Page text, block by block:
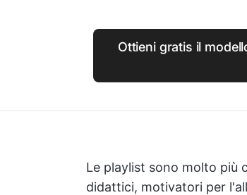
Ottieni gratis il
Le playlist sono molto più
didattici, motivatori per